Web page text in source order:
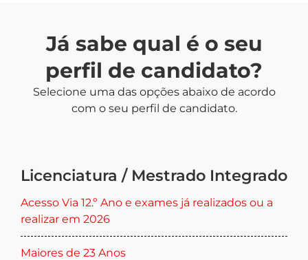
Já sabe qual é o seu
perfil de candidato?
Selecione uma das opções abaixo de acordo
com o seu perfil de candidato.
Licenciatura / Mestrado Integrado
Acesso Via 12.º Ano e exames já realizados ou a
realizar em 2026
Maiores de 23 Anos